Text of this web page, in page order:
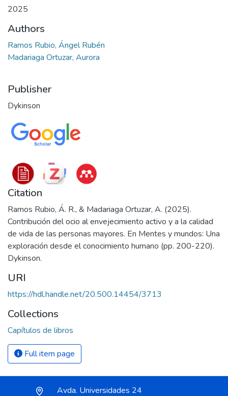
2025
Authors
Ramos Rubio, Ángel Rubén
Madariaga Ortuzar, Aurora
Publisher
Dykinson
Citation
Ramos Rubio, Á. R., & Madariaga Ortuzar, A. (2025).
Contribución del ocio al envejecimiento activo y a la calidad
de vida de las personas mayores. En Mentes y mundos: Una
exploración desde el conocimiento humano (pp. 200-220).
Dykinson.
URI
https://hdl.handle.net/20.500.14454/3713
Collections
Capítulos de libros
Full item page
Avda. Universidades 24